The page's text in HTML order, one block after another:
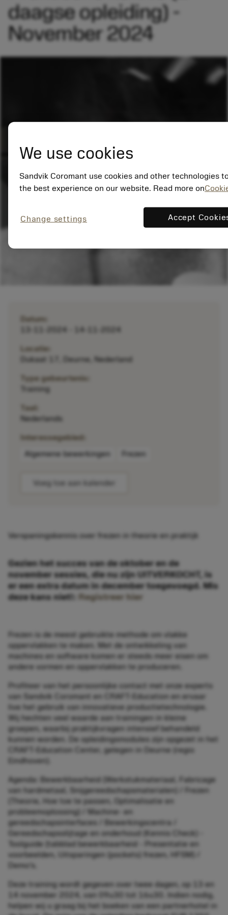
daagse opleiding) -
November 2024
Datum:
13-11-2024 - 14-11-2024
Locatie:
Dukaat 17, Deurne, Nederland
Type gebeurtenis:
Training
Taal:
Nederlands
Interessegebied:
Algemene bewerkingen
Frezen
Voeg toe aan kalender
Verspaningskennis over frezen in theorie en praktijk
Gezien het succes van de oktober en de
november sessies, die nu zijn UITVERKOCHT, is
er een extra datum in december toegevoegd. Mis
deze kans niet!:
Registreer hier
Frezen is de meest gebruikte methode om vlakke
oppervlakken te maken. Met de ontwikkeling van
machines en software komen er steeds meer eisen om
andere vormen en oppervlakken te produceren.
Profiteer van het persoonlijke contact met onze experts
van Sandvik Coromant en CRAFT-Education en ervaar
live het gebruik van innovatieve productietechnologie.
Wij hechten veel waarde aan trainingen in kleine
groepen, waarbij praktijkvragen intensief behandeld
kunnen worden. De opleidingsmodules zijn opgezet in het
CRAFT-Education Center, gelegen in Deurne (regio
Eindhoven).
Agenda: Bewerkbaarheid (Werkstukmateriaal, Fabricage
van hardmetaal, Snijgereedschapsmaterialen) / Frezen
(Theorie, Hoe toe te passen, Optimalisatie en
probleemoplossing) / Machine- en
gereedschapsinterfaces / Bewerkingscentra /
Gereedschapsslijtage en onderhoud (Kennis Check) -
Toolguide (tabblad bewerkbaarheid - Presentatie en
voorbeelden, Uitsparingen (pockets) frezen, HFSM) /
Demo's.
Deze training wordt gegeven over twee dagen, op 13 en
14 november 2024, van 09u30 tot 16u30. Indien nodig,
helpen wij u graag bij het boeken van een partnerhotel in
We use cookies
Sandvik Coromant use cookies and other technologies
the best experience on our website. Read more on
Change settings Accept